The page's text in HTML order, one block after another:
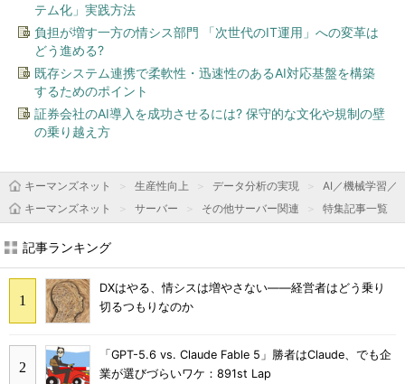
テム化」実践方法
負担が増す一方の情シス部門 「次世代のIT運用」への変革は
どう進める?
既存システム連携で柔軟性・迅速性のあるAI対応基盤を構築
するためのポイント
証券会社のAI導入を成功させるには? 保守的な文化や規制の壁
の乗り越え方
キーマンズネット 生産性向上 データ分析の実現
AI／機械学習／
キーマンズネット
サーバー その他サーバー関連 特集記事一覧
記事ランキング
DXはやる、情シスは増やさない――経営者はどう乗り
切るつもりなのか
「GPT-5.6 vs. Claude Fable 5」勝者はClaude、でも企
業が選びづらいワケ：891st Lap